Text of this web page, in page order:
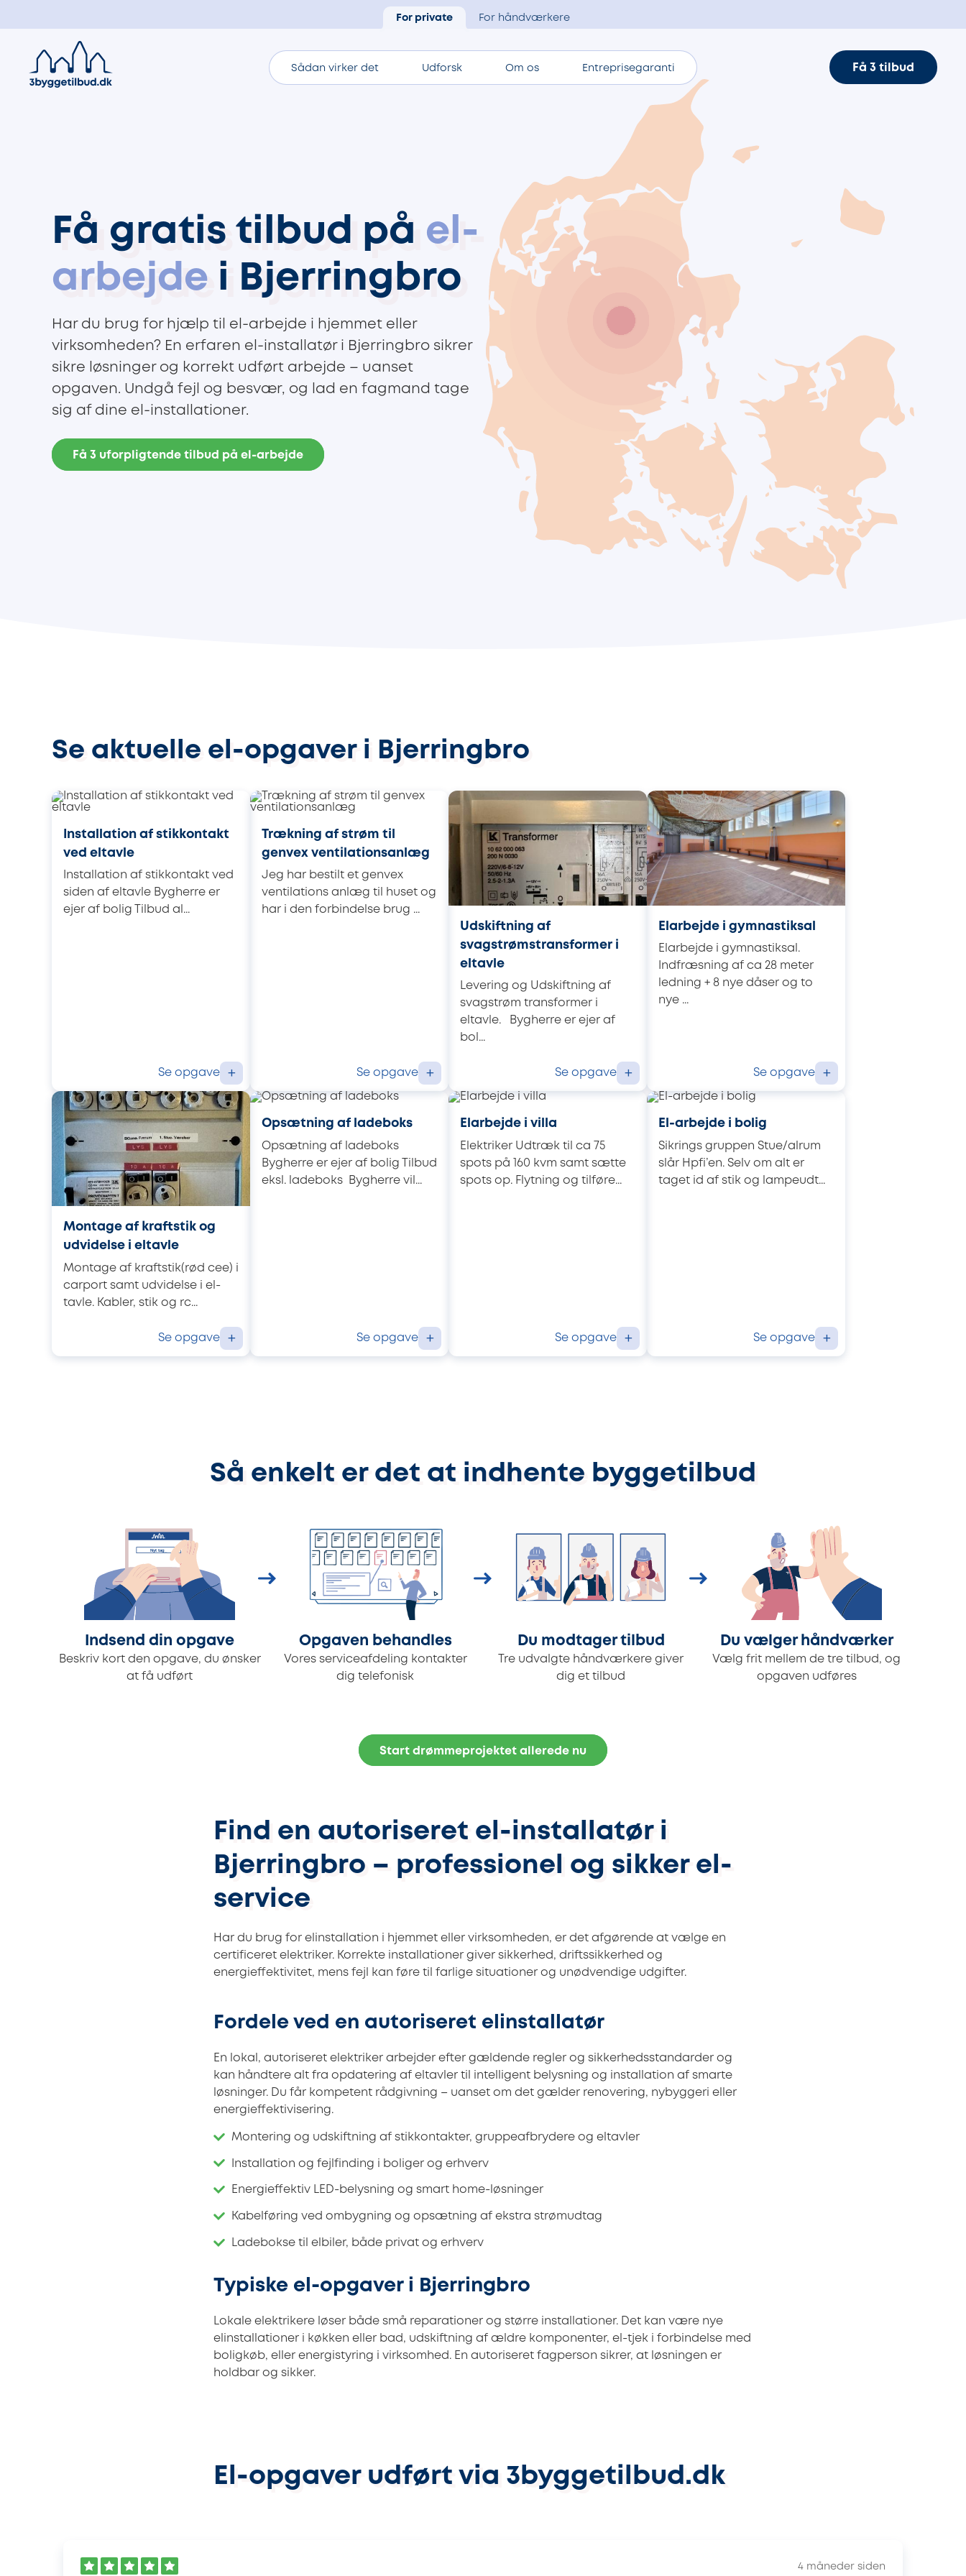
For private For håndværkere
Sådan virker det Udforsk Om os Entreprisegaranti Få 3 tilbud
Få gratis tilbud på el-
arbejde i Bjerringbro
Har du brug for hjælp til el-arbejde i hjemmet eller
virksomheden? En erfaren el-installatør i Bjerringbro sikrer
sikre løsninger og korrekt udført arbejde – uanset
opgaven. Undgå fejl og besvær, og lad en fagmand tage
sig af dine el-installationer.
Få 3 uforpligtende tilbud på el-arbejde
Se aktuelle el-opgaver i Bjerringbro
Installation af stikkontakt
ved eltavle
Installation af stikkontakt ved
siden af eltavle Bygherre er
ejer af bolig Tilbud al...
Se opgave +
Trækning af strøm til
genvex ventilationsanlæg
Jeg har bestilt et genvex
ventilations anlæg til huset og
har i den forbindelse brug ...
Se opgave +
Udskiftning af
svagstrømstransformer i
eltavle
Levering og Udskiftning af
svagstrøm transformer i
eltavle. Bygherre er ejer af
bol...
Se opgave +
Elarbejde i gymnastiksal
Elarbejde i gymnastiksal.
Indfræsning af ca 28 meter
ledning + 8 nye dåser og to
nye ...
Se opgave +
Montage af kraftstik og
udvidelse i eltavle
Montage af kraftstik(rød cee) i
carport samt udvidelse i el-
tavle. Kabler, stik og rc...
Se opgave +
Opsætning af ladeboks
Opsætning af ladeboks
Bygherre er ejer af bolig Tilbud
eksl. ladeboks Bygherre vil...
Se opgave +
Elarbejde i villa
Elektriker Udtræk til ca 75
spots på 160 kvm samt sætte
spots op. Flytning og tilføre...
Se opgave +
El-arbejde i bolig
Sikrings gruppen Stue/alrum
slår Hpfi’en. Selv om alt er
taget id af stik og lampeudt...
Se opgave +
Så enkelt er det at indhente byggetilbud
Indsend din opgave
Beskriv kort den opgave, du ønsker
at få udført
Opgaven behandles
Vores serviceafdeling kontakter
dig telefonisk
Du modtager tilbud
Tre udvalgte håndværkere giver
dig et tilbud
Du vælger håndværker
Vælg frit mellem de tre tilbud, og
opgaven udføres
Start drømmeprojektet allerede nu
Find en autoriseret el-installatør i
Bjerringbro – professionel og sikker el-
service
Har du brug for elinstallation i hjemmet eller virksomheden, er det afgørende at vælge en
certificeret elektriker. Korrekte installationer giver sikkerhed, driftssikkerhed og
energieffektivitet, mens fejl kan føre til farlige situationer og unødvendige udgifter.
Fordele ved en autoriseret elinstallatør
En lokal, autoriseret elektriker arbejder efter gældende regler og sikkerhedsstandarder og
kan håndtere alt fra opdatering af eltavler til intelligent belysning og installation af smarte
løsninger. Du får kompetent rådgivning – uanset om det gælder renovering, nybyggeri eller
energieffektivisering.
Montering og udskiftning af stikkontakter, gruppeafbrydere og eltavler
Installation og fejlfinding i boliger og erhverv
Energieffektiv LED-belysning og smart home-løsninger
Kabelføring ved ombygning og opsætning af ekstra strømudtag
Ladebokse til elbiler, både privat og erhverv
Typiske el-opgaver i Bjerringbro
Lokale elektrikere løser både små reparationer og større installationer. Det kan være nye
elinstallationer i køkken eller bad, udskiftning af ældre komponenter, el-tjek i forbindelse med
boligkøb, eller energistyring i virksomhed. En autoriseret fagperson sikrer, at løsningen er
holdbar og sikker.
El-opgaver udført via 3byggetilbud.dk
4 måneder siden